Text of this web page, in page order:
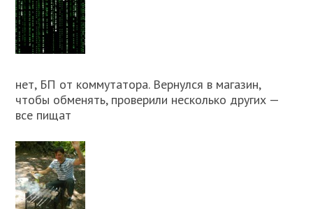
нет, БП от коммутатора. Вернулся в магазин,
чтобы обменять, проверили несколько других —
все пищат